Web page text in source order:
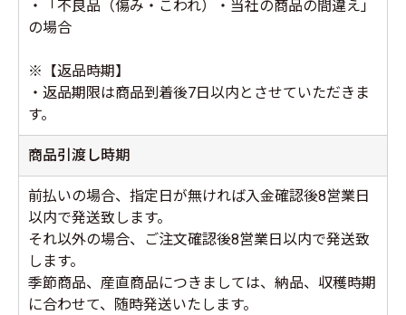
・「不良品（傷み・こわれ）・当社の商品の間違え」
の場合
※【返品時期】
・返品期限は商品到着後7日以内とさせていただきま
す。
商品引渡し時期
前払いの場合、指定日が無ければ入金確認後8営業日
以内で発送致します。
それ以外の場合、ご注文確認後8営業日以内で発送致
します。
季節商品、産直商品につきましては、納品、収穫時期
に合わせて、随時発送いたします。